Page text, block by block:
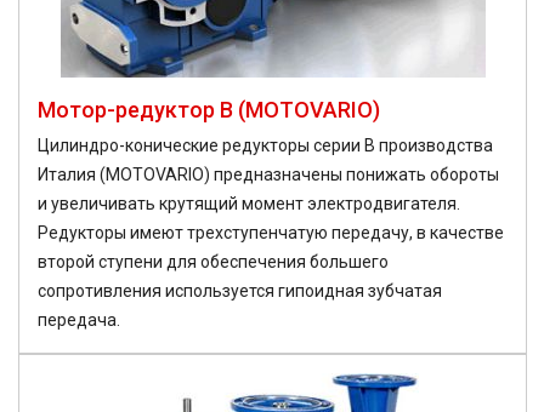
Мотор-редуктор B (MOTOVARIO)
Цилиндро-конические редукторы серии B производства
Италия (MOTOVARIO) предназначены понижать обороты
и увеличивать крутящий момент электродвигателя.
Редукторы имеют трехступенчатую передачу, в качестве
второй ступени для обеспечения большего
сопротивления используется гипоидная зубчатая
передача.